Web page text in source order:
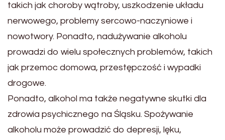
takich jak choroby wątroby, uszkodzenie układu
nerwowego, problemy sercowo-naczyniowe i
nowotwory. Ponadto, nadużywanie alkoholu
prowadzi do wielu społecznych problemów, takich
jak przemoc domowa, przestępczość i wypadki
drogowe.
Ponadto, alkohol ma także negatywne skutki dla
zdrowia psychicznego na Śląsku. Spożywanie
alkoholu może prowadzić do depresji, lęku,